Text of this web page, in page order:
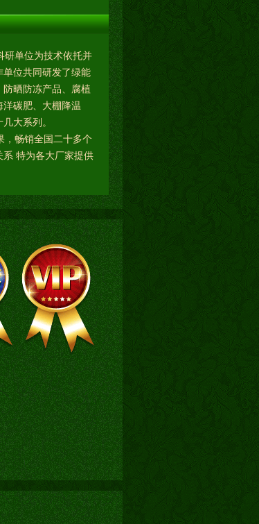
研单位为技术依托并
位共同研发了绿能
晒防冻产品、腐植
碳肥、大棚降温
大系列。
，畅销全国二十多个
特为各大厂家提供